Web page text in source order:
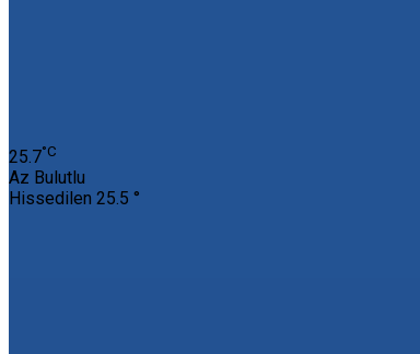
25.7‎°C
Az Bulutlu
Hissedilen 25.5 °